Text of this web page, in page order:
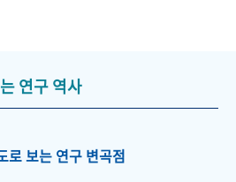
연구 역사
로 보는 연구 변곡점